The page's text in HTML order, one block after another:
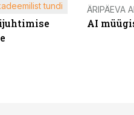
tundi ÄRIPÄEVA
AI